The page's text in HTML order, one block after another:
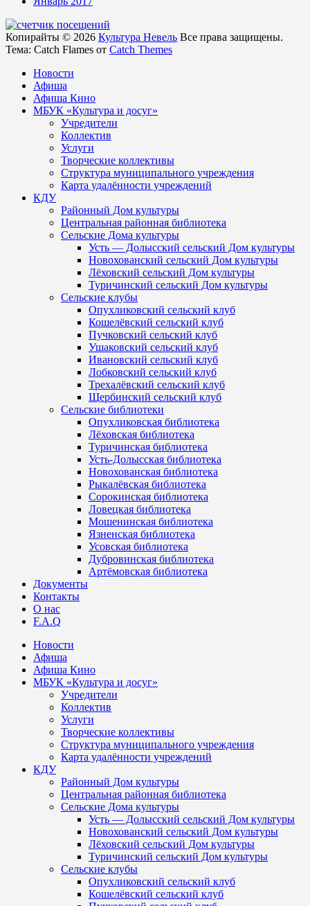
Копирайты © 2026 Культура Невель Все права защищены.
Тема: Catch Flames от Catch Themes
Новости
Афиша
Афиша Кино
МБУК «Культура и досуг»
Учредители
Коллектив
Услуги
Творческие коллективы
Структура муниципального учреждения
Карта удалённости учреждений
КДУ
Районный Дом культуры
Центральная районная библиотека
Сельские Дома культуры
Усть — Долысский сельский Дом культуры
Новохованский сельский Дом культуры
Лёховский сельский Дом культуры
Туричинский сельский Дом культуры
Сельские клубы
Опухликовский сельский клуб
Кошелёвский сельский клуб
Пучковский сельский клуб
Ушаковский сельский клуб
Ивановский сельский клуб
Лобковский сельский клуб
Трехалёвский сельский клуб
Щербинский сельский клуб
Сельские библиотеки
Опухликовская библиотека
Лёховская библиотека
Туричинская библиотека
Усть-Долысская библиотека
Новохованская библиотека
Рыкалёвская библиотека
Сорокинская библиотека
Ловецкая библиотека
Мошенинская библиотека
Язненская библиотека
Усовская библиотека
Дубровинская библиотека
Артёмовская библиотека
Документы
Контакты
О нас
F.A.Q
Новости
Афиша
Афиша Кино
МБУК «Культура и досуг»
Учредители
Коллектив
Услуги
Творческие коллективы
Структура муниципального учреждения
Карта удалённости учреждений
КДУ
Районный Дом культуры
Центральная районная библиотека
Сельские Дома культуры
Усть — Долысский сельский Дом культуры
Новохованский сельский Дом культуры
Лёховский сельский Дом культуры
Туричинский сельский Дом культуры
Сельские клубы
Опухликовский сельский клуб
Кошелёвский сельский клуб